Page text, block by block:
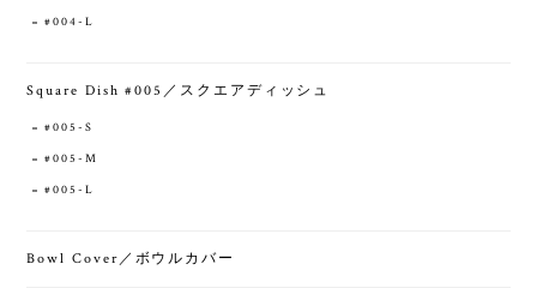
#004-L
Square Dish #005／スクエアディッシュ
#005-S
#005-M
#005-L
Bowl Cover／ボウルカバー